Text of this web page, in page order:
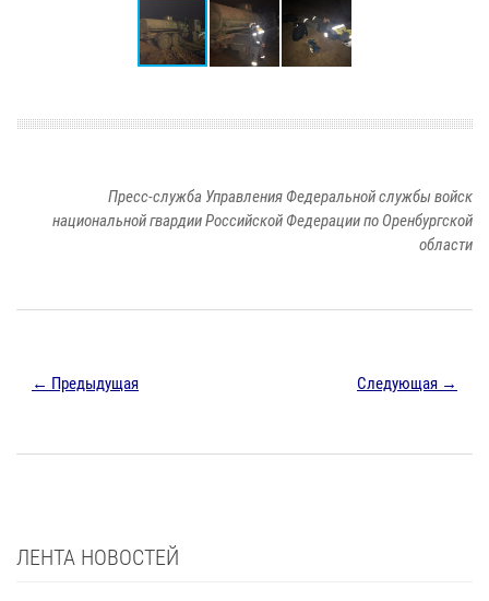
Пресс-служба Управления Федеральной службы войск
национальной гвардии Российской Федерации по Оренбургской
области
← Предыдущая Следующая →
ЛЕНТА НОВОСТЕЙ